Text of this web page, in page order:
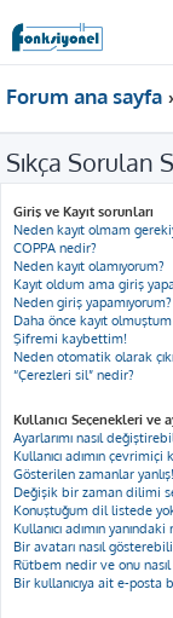
Forum ana sayfa
Sıkça Sorulan
Giriş ve Kayıt sorunları
Neden kayıt olmam
COPPA nedir?
Neden kayıt olamıyorum?
Kayıt oldum ama giriş
Neden giriş yapamıyorum?
Daha önce kayıt
Şifremi kaybettim!
Neden otomatik olarak
“Çerezleri sil” nedir?
Kullanıcı Seçenekleri ve
Ayarlarımı nasıl
Kullanıcı adımın
Gösterilen zamanlar yanlış!
Değişik bir zaman dilimi
Konuştuğum dil listede
Kullanıcı adımın
Bir avatarı nasıl
Rütbem nedir ve onu
Bir kullanıcıya ait e-posta